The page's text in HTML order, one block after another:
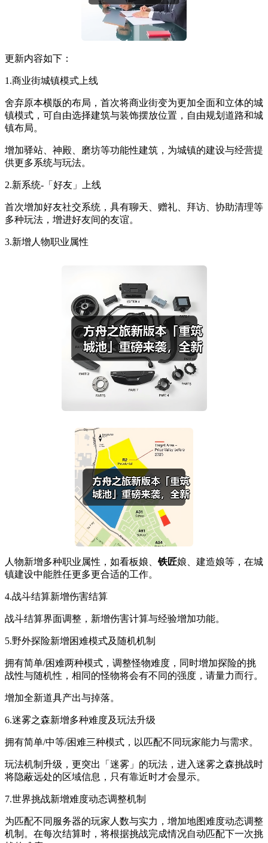
更新内容如下：
1.商业街城镇模式上线
舍弃原本横版的布局，首次将商业街变为更加全面和立体的城
镇模式，可自由选择建筑与装饰摆放位置，自由规划道路和城
镇布局。
增加驿站、神殿、磨坊等功能性建筑，为城镇的建设与经营提
供更多系统与玩法。
2.新系统-「好友」上线
首次增加好友社交系统，具有聊天、赠礼、拜访、协助清理等
多种玩法，增进好友间的友谊。
3.新增人物职业属性
人物新增多种职业属性，如看板娘、 铁匠娘、建造娘等，在城
镇建设中能胜任更多更合适的工作。
4.战斗结算新增伤害结算
战斗结算界面调整，新增伤害计算与经验增加功能。
5.野外探险新增困难模式及随机机制
拥有简单/困难两种模式，调整怪物难度，同时增加探险的挑
战性与随机性，相同的怪物将会有不同的强度，请量力而行。
增加全新道具产出与掉落。
6.迷雾之森新增多种难度及玩法升级
拥有简单/中等/困难三种模式，以匹配不同玩家能力与需求。
玩法机制升级，更突出「迷雾」的玩法，进入迷雾之森挑战时
将隐蔽远处的区域信息，只有靠近时才会显示。
7.世界挑战新增难度动态调整机制
为匹配不同服务器的玩家人数与实力，增加地图难度动态调整
机制。在每次结算时，将根据挑战完成情况自动匹配下一次挑